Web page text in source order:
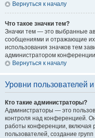
Вернуться к началу
Что такое значки тем?
Значки тем — это выбранные
сообщениями и отражающие
использования значков тем
администратором
Вернуться к началу
Уровни пользователей
Кто такие администраторы?
Администраторы — это
контроля над конференцией.
работы конференции, включая
пользователей, создание